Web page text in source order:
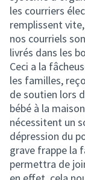
les courriers
remplissent
nos courriels
livrés dans les
Ceci a la
les familles,
de soutien lors
bébé à la
nécessitent un
dépression du
grave frappe la
permettra de